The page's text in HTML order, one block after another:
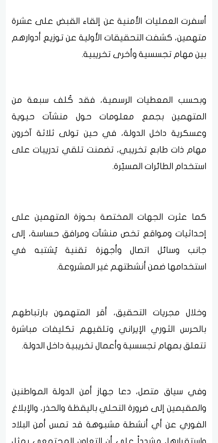
أسفرت العمليات الأمنية عن إلقاء القبض على عشرة
متهمين، كشفت التحقيقات الأولية عن توزيع أدوارهم
بين مهام تجسسية وأخرى تخريبية.
وبحسب المعطيات الرسمية، فقد كُلف سبعة من
المتهمين بجمع معلومات حول منشآت حيوية
وعسكرية داخل الدولة، في حين تولى ثلاثة آخرون
مهام ذات طابع تخريبي، تضمنت تلقي تدريبات على
استخدام الطائرات المسيّرة.
كما عثرت الجهات المختصة بحوزة المتهمين على
إحداثيات ومواقع تخص منشآت ومرافق حساسة، إلى
جانب وسائل اتصال وأجهزة تقنية يُشتبه في
استخدامها ضمن أنشطتهم غير المشروعة.
وخلال مجريات التحقيق، أقر المتهمون بارتباطهم
بالحرس الثوري الإيراني وتلقيهم تكليفات مباشرة
تتعلق بمهام تجسسية وأعمال تخريبية داخل الدولة.
وفي سياق متصل، دعا جهاز أمن الدولة المواطنين
والمقيمين إلى ضرورة التحلي باليقظة والحذر، والإبلاغ
الفوري عن أي أنشطة مشبوهة قد تمس أمن البلاد